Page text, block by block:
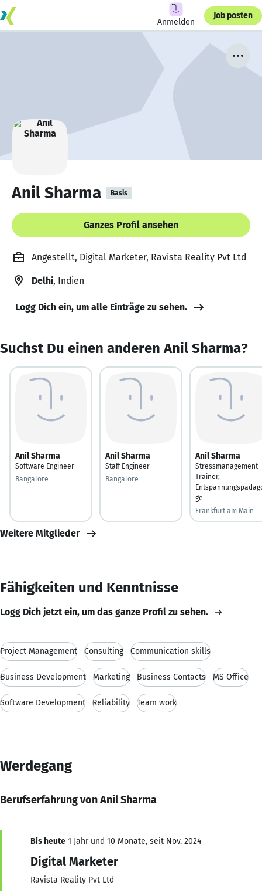
Anmelden
Job posten
Anil Sharma Basis
Ganzes Profil ansehen
Angestellt, Digital Marketer, Ravista Reality Pvt Ltd
Delhi, Indien
Logg Dich ein, um alle Einträge zu sehen.
Suchst Du einen anderen Anil Sharma?
Anil Sharma
Software Engineer
Bangalore
Anil Sharma
Staff Engineer
Bangalore
Anil Sharma
Stressmanagement
Trainer,
ge
Frankfurt am Main
Weitere Mitglieder
Fähigkeiten und Kenntnisse
Logg Dich jetzt ein, um das ganze Profil zu sehen.
Project Management Consulting Communication skills
Business Development Marketing Business Contacts MS Office
Software Development Reliability Team work
Werdegang
Berufserfahrung von Anil Sharma
Bis heute 1 Jahr und 10 Monate, seit Nov. 2024
Digital Marketer
Ravista Reality Pvt Ltd